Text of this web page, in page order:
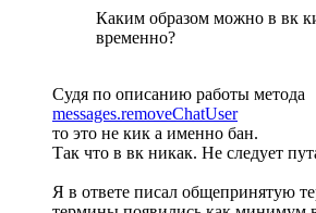
Каким образом можно в вк
временно?
Судя по описанию работы метода
messages.removeChatUser
то это не кик а именно бан.
Так что в вк никак. Не следует
Я в ответе писал общепринятую